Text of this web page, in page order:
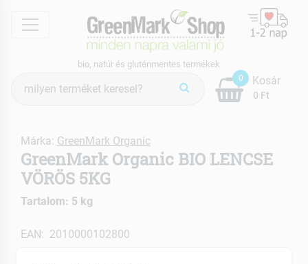
menu
bio, natúr és gluténmentes termékek
keresés
0
0 Ft
Kosár
Márka: GreenMark Organic
GreenMark Organic BIO LENCSE
VÖRÖS 5KG
Tartalom: 5 kg
EAN: 2010000102800